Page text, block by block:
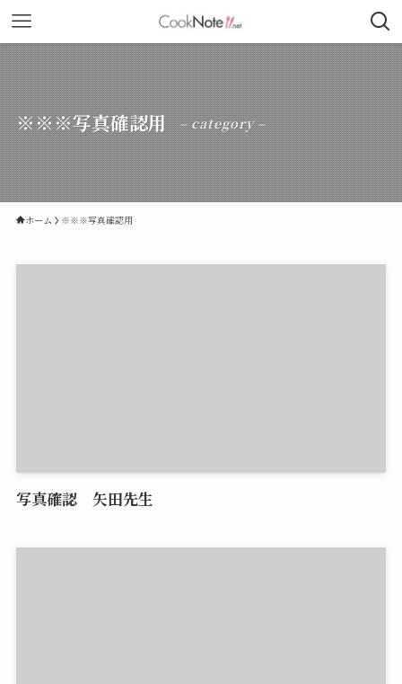
※※※写真確認用 – category –
ホーム ※※※写真確認用
写真確認 矢田先生